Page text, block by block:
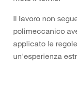
Il lavoro non
polimeccanico
applicato le
un'esperienza